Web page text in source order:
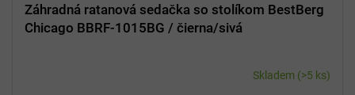
Záhradná ratanová sedačka so stolíkom BestBerg
Chicago BBRF-1015BG / čierna/sivá
Skladem (>5 ks)